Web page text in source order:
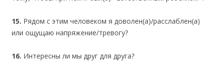
15. Рядом с этим человеком я доволен(а)/расслаблен(а)
или ощущаю напряжение/тревогу?
16. Интересны ли мы друг для друга?